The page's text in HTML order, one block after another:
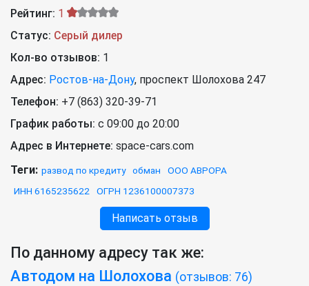
Рейтинг: 1
Статус: Серый дилер
Кол-во отзывов: 1
Адрес: Ростов-на-Дону, проспект Шолохова 247
Телефон: +7 (863) 320-39-71
График работы: с 09:00 до 20:00
Адрес в Интернете: space-cars.com
Теги: развод по кредиту обман
ООО АВРОРА
ИНН 6165235622
ОГРН 1236100007373
Написать отзыв
По данному адресу так же:
Автодом на Шолохова (отзывов: 76)